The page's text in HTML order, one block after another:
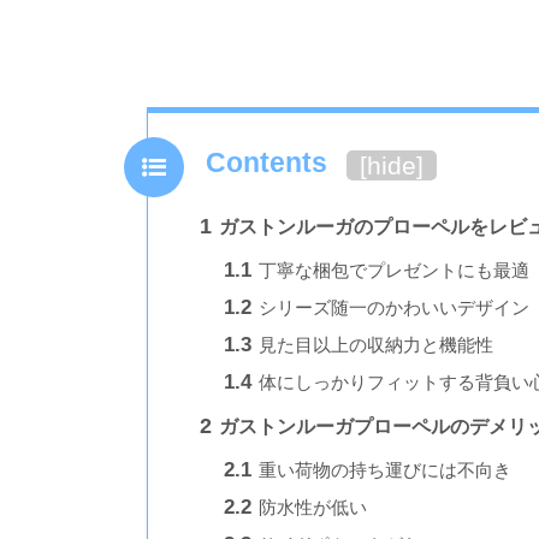
Contents [hide]
1 ガストンルーガのプローペルをレビ
1.1 丁寧な梱包でプレゼントにも最適
1.2 シリーズ随一のかわいいデザイン
1.3 見た目以上の収納力と機能性
1.4 体にしっかりフィットする背負い
2 ガストンルーガプローペルのデメリ
2.1 重い荷物の持ち運びには不向き
2.2 防水性が低い